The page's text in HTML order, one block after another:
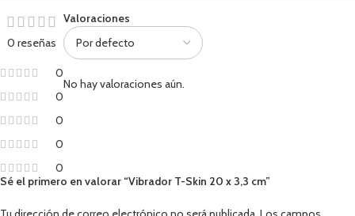
0 reseñas
0
0
0
0
0
Valoraciones
No hay valoraciones aún.
Sé el primero en valorar “Vibrador T-Skin 20 x 3,3 cm”